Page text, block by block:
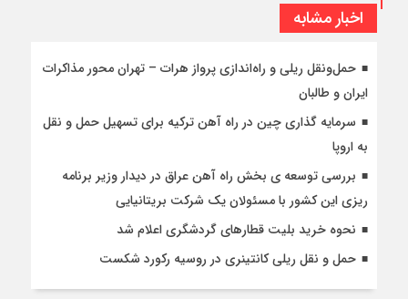
اخبار مشابه
حمل‌ونقل ریلی و راه‌اندازی پرواز هرات – تهران محور مذاکرات
ایران و طالبان
سرمایه گذاری چین در راه آهن ترکیه برای تسهیل حمل و نقل
به اروپا
بررسی توسعه ی بخش راه آهن عراق در دیدار وزیر برنامه
ریزی این کشور با مسئولان یک شرکت بریتانیایی
نحوه خرید بلیت قطارهای گردشگری اعلام شد
حمل و نقل ریلی کانتینری در روسیه رکورد شکست